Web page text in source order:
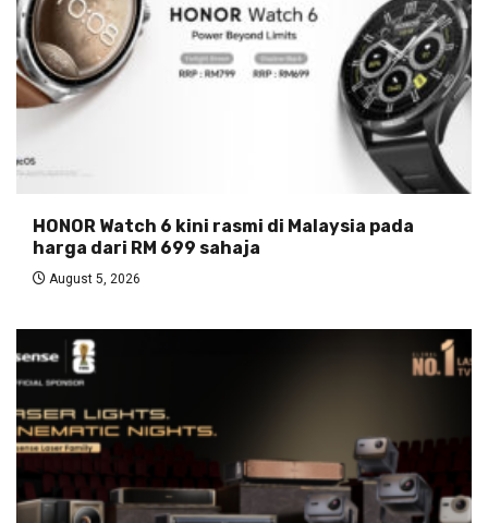
HONOR Watch 6 kini rasmi di Malaysia pada
harga dari RM 699 sahaja
August 5, 2026